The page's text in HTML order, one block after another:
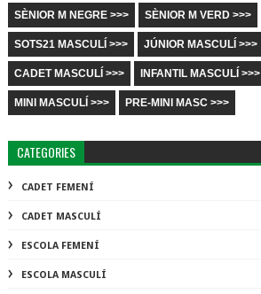
SÈNIOR M NEGRE >>> SÈNIOR M VERD >>>
SOTS21 MASCULÍ >>> JÚNIOR MASCULÍ >>>
CADET MASCULÍ >>> INFANTIL MASCULÍ >>>
MINI MASCULÍ >>> PRE-MINI MASC >>>
CATEGORIES
CADET FEMENÍ
CADET MASCULÍ
ESCOLA FEMENÍ
ESCOLA MASCULÍ